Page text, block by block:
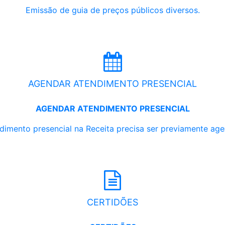
Emissão de guia de preços públicos diversos.
AGENDAR ATENDIMENTO PRESENCIAL
AGENDAR ATENDIMENTO PRESENCIAL
presencial na Receita precisa ser previamente
CERTIDÕES